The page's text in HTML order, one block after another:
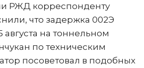
РЖД корреспонденту
что задержка 002Э
августа на тоннельном
по техническим
посоветовал в подобных